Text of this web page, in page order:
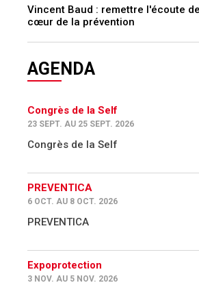
Vincent Baud : remettre l'écoute
cœur de la prévention
AGENDA
Congrès de la Self
23 SEPT. AU 25 SEPT. 2026
Congrès de la Self
PREVENTICA
6 OCT. AU 8 OCT. 2026
PREVENTICA
Expoprotection
3 NOV. AU 5 NOV. 2026